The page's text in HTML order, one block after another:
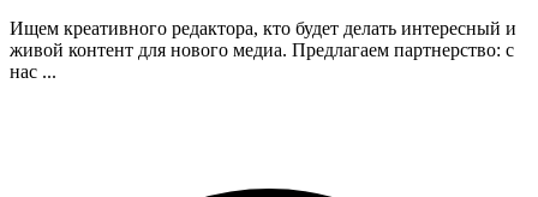
Ищем креативного редактора, кто будет делать интересный и
живой контент для нового медиа. Предлагаем партнерство: с
нас ...